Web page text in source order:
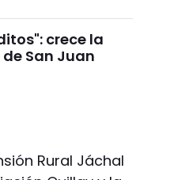
crece la
San Juan
Rural Jáchal